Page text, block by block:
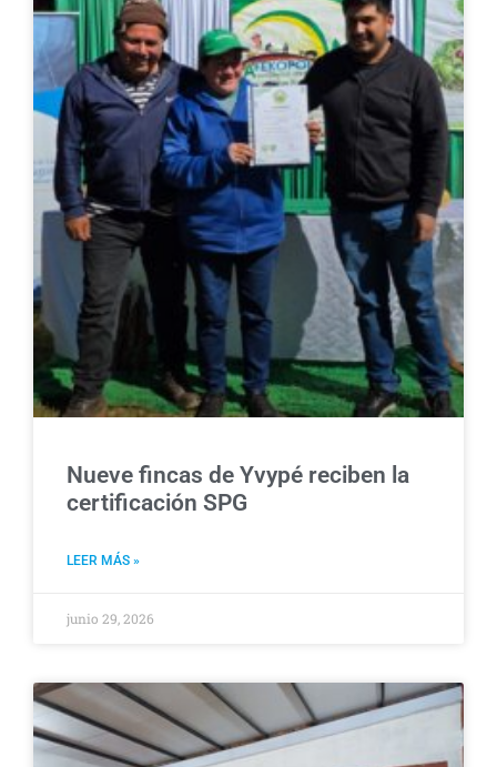
Nueve fincas de Yvypé reciben la
certificación SPG
LEER MÁS »
junio 29, 2026